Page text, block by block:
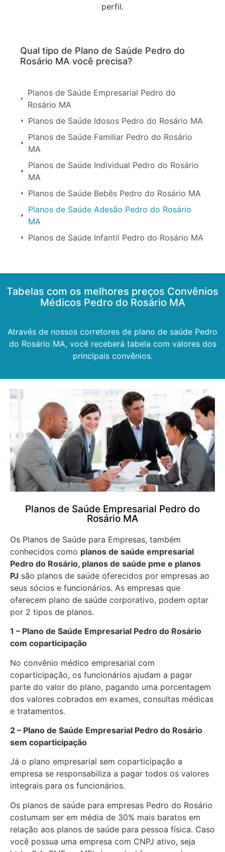
perfil.
Qual tipo de Plano de Saúde Pedro do
Rosário MA você precisa?
Planos de Saúde Empresarial Pedro do
Rosário MA
Planos de Saúde Idosos Pedro do Rosário MA
Planos de Saúde Familiar Pedro do Rosário
MA
Planos de Saúde Individual Pedro do Rosário
MA
Planos de Saúde Bebês Pedro do Rosário MA
Planos de Saúde Adesão Pedro do Rosário
MA
Planos de Saúde Infantil Pedro do Rosário MA
Tabelas com os melhores preços Convênios
Médicos Pedro do Rosário MA
Através de nossos corretores de plano de saúde Pedro
do Rosário MA, você receberá tabela com valores dos
principais convênios.
Planos de Saúde Empresarial Pedro do
Rosário MA
Os Planos de Saúde para Empresas, também
conhecidos como planos de saúde empresarial
Pedro do Rosário, planos de saúde pme e planos
PJ são planos de saúde oferecidos por empresas ao
seus sócios e funcionários. As empresas que
oferecem plano de saúde corporativo, podem optar
por 2 tipos de planos.
1 – Plano de Saúde Empresarial Pedro do Rosário
com coparticipação
No convênio médico empresarial com
coparticipação, os funcionários ajudam a pagar
parte do valor do plano, pagando uma porcentagem
dos valores cobrados em exames, consultas médicas
e tratamentos.
2 – Plano de Saúde Empresarial Pedro do Rosário
sem coparticipação
Já o plano empresarial sem coparticipação a
empresa se responsabiliza a pagar todos os valores
integrais para os funcionários.
Os planos de saúde para empresas Pedro do Rosário
costumam ser em média de 30% mais baratos em
relação aos planos de saúde para pessoa física. Caso
você possua uma empresa com CNPJ ativo, seja